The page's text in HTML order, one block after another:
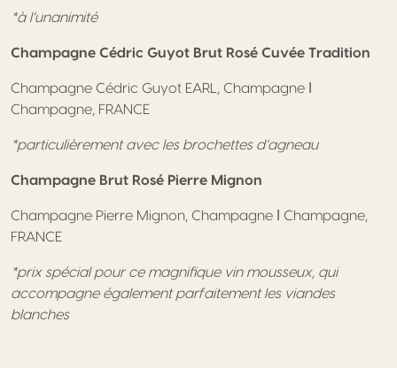
*à l’unanimité
Champagne Cédric Guyot Brut Rosé Cuvée Tradition
Champagne Cédric Guyot EARL, Champagne ǀ
Champagne, FRANCE
*particulièrement avec les brochettes d’agneau
Champagne Brut Rosé Pierre Mignon
Champagne Pierre Mignon, Champagne ǀ Champagne,
FRANCE
*prix spécial pour ce magnifique vin mousseux, qui
accompagne également parfaitement les viandes
blanches